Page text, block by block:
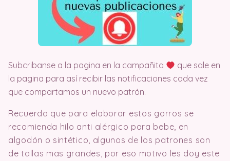
Subcribanse a la pagina en la campañita
que sale en
la pagina para así recibir las notificaciones cada vez
que compartamos un nuevo patrón.
Recuerda que para elaborar estos gorros se
recomienda hilo anti alérgico para bebe, en
algodón o sintético, algunos de los patrones son
de tallas mas grandes, por eso motivo les doy este